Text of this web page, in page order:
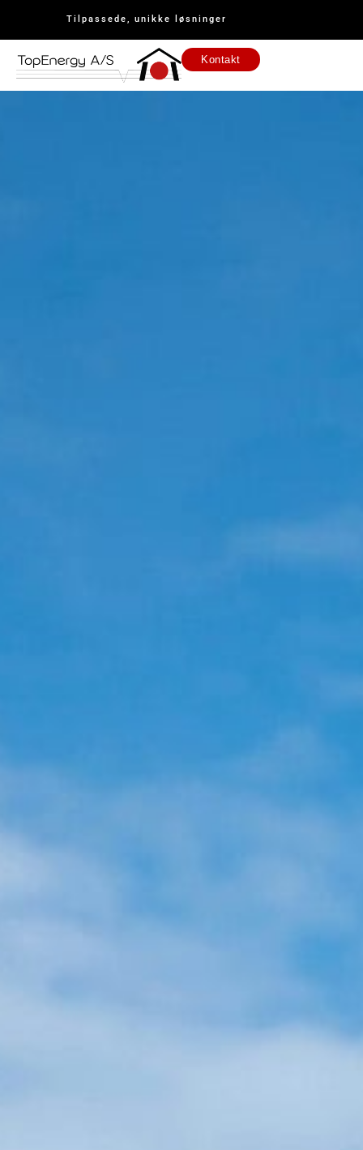
Tilpassede, unikke løsninger
Kontakt